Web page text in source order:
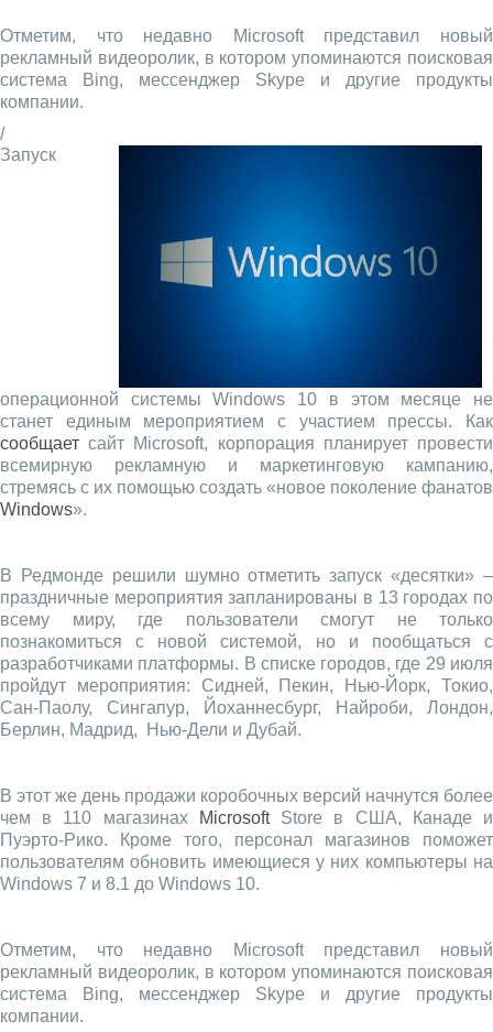
Отметим, что недавно Microsoft представил новый
рекламный видеоролик, в котором упоминаются поисковая
система Bing, мессенджер Skype и другие продукты
компании.
/
Запуск
операционной системы Windows 10 в этом месяце не
станет единым мероприятием с участием прессы. Как
сообщает сайт Microsoft, корпорация планирует провести
всемирную рекламную и маркетинговую кампанию,
стремясь с их помощью создать «новое поколение фанатов
Windows».
В Редмонде решили шумно отметить запуск «десятки» –
праздничные мероприятия запланированы в 13 городах по
всему миру, где пользователи смогут не только
познакомиться с новой системой, но и пообщаться с
разработчиками платформы. В списке городов, где 29 июля
пройдут мероприятия: Сидней, Пекин, Нью-Йорк, Токио,
Сан-Паолу, Сингапур, Йоханнесбург, Найроби, Лондон,
Берлин, Мадрид, Нью-Дели и Дубай.
В этот же день продажи коробочных версий начнутся более
чем в 110 магазинах
MicrosoftStore в США, Канаде и
Пуэрто-Рико. Кроме того, персонал магазинов поможет
пользователям обновить имеющиеся у них компьютеры на
Windows 7 и 8.1 до Windows 10.
Отметим, что недавно Microsoft представил новый
рекламный видеоролик, в котором упоминаются поисковая
система Bing, мессенджер Skype и другие продукты
компании.